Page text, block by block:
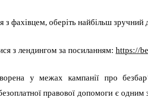
фахівцем, оберіть найбільш зручний
з лендингом за посиланням: https://
у межах кампанії про
правової допомоги є одним